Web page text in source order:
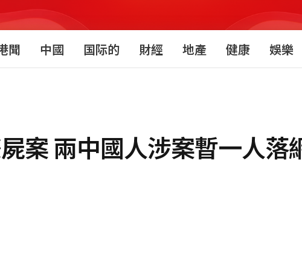
聞 中國 国际的 財經 地產 健康 娛樂
案 兩中國人涉案暫一人落